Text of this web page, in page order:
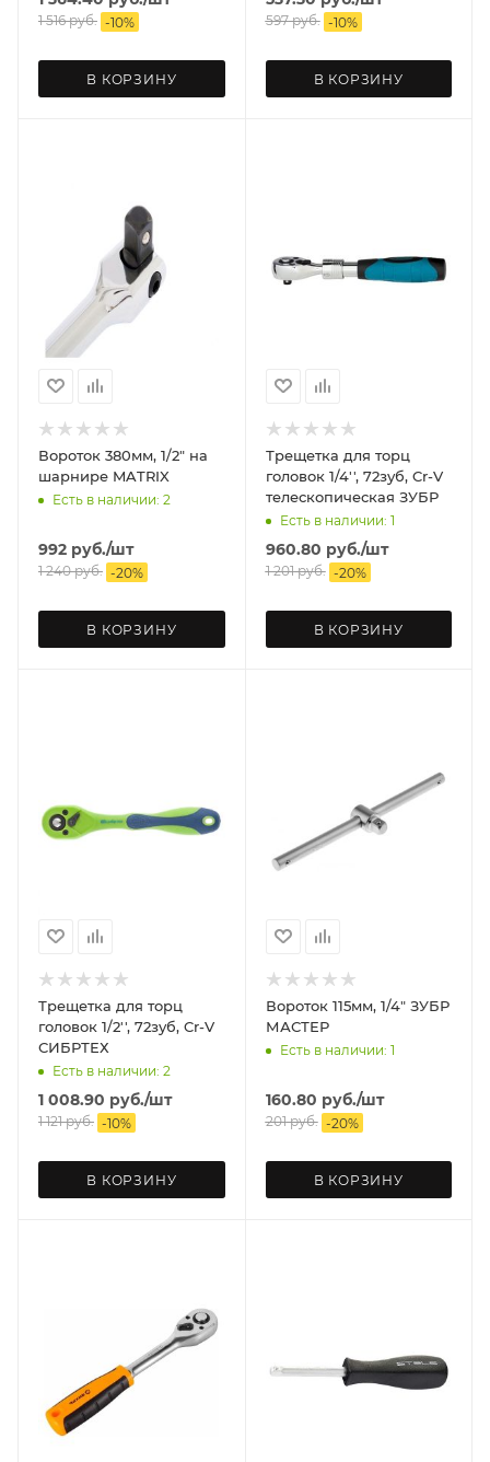
1 516руб. -10%
В КОРЗИНУ
597руб. -10%
В КОРЗИНУ
Вороток 380мм, 1/2" на
шарнире MATRIX
Есть в наличии: 2
992 руб./шт
1 240руб. -20%
В КОРЗИНУ
Трещетка для торц
головок 1/4'', 72зуб, Cr-V
телескопическая ЗУБР
Есть в наличии: 1
960.80 руб./шт
1 201руб. -20%
В КОРЗИНУ
Трещетка для торц
головок 1/2'', 72зуб, Cr-V
СИБРТЕХ
Есть в наличии: 2
1 008.90 руб./шт
1 121руб. -10%
В КОРЗИНУ
Вороток 115мм, 1/4" ЗУБР
МАСТЕР
Есть в наличии: 1
160.80 руб./шт
201руб. -20%
В КОРЗИНУ